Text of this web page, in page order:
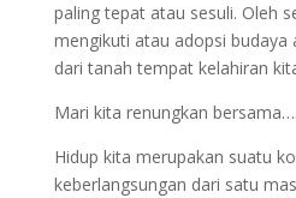
paling tepat atau sesuli. Oleh
mengikuti atau adopsi budaya
dari tanah tempat kelahiran
Mari kita renungkan
Hidup kita merupakan suatu
keberlangsungan dari satu